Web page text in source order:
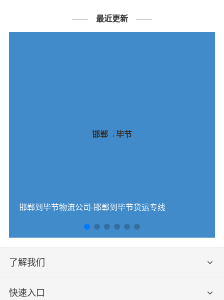
最近更新
邯郸→毕节
邯郸到毕节物流公司-邯郸到毕节货运专线
了解我们
快速入口